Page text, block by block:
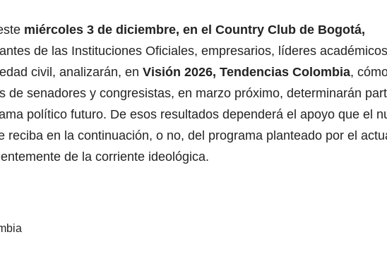
miércoles 3 de diciembre, en el Country Club de Bogotá,
de las Instituciones Oficiales, empresarios, líderes
civil, analizarán, en Visión 2026, Tendencias Colombia,
de senadores y congresistas, en marzo próximo, determinarán
político futuro. De esos resultados dependerá el apoyo que el
reciba en la continuación, o no, del programa planteado por el
de la corriente ideológica.